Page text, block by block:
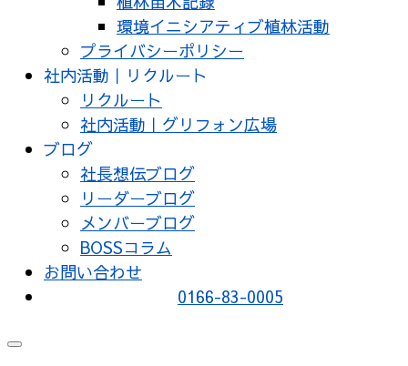
環境イニシアティブ植林活動
プライバシーポリシー
社内活動｜リクルート
リクルート
社内活動｜グリフォン広場
ブログ
社長想伝ブログ
リーダーブログ
メンバーブログ
BOSSコラム
お問い合わせ
0166-83-0005